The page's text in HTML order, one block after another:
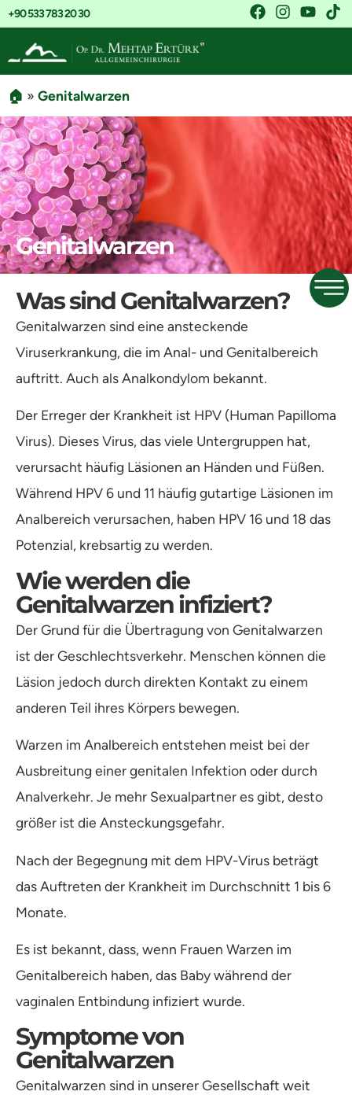
+90 533 783 20 30
🏠 » Genitalwarzen
Genitalwarzen
Was sind Genitalwarzen?
Genitalwarzen sind eine ansteckende
Viruserkrankung, die im Anal- und Genitalbereich
auftritt. Auch als Analkondylom bekannt.
Der Erreger der Krankheit ist HPV (Human Papilloma
Virus). Dieses Virus, das viele Untergruppen hat,
verursacht häufig Läsionen an Händen und Füßen.
Während HPV 6 und 11 häufig gutartige Läsionen im
Analbereich verursachen, haben HPV 16 und 18 das
Potenzial, krebsartig zu werden.
Wie werden die
Genitalwarzen infiziert?
Der Grund für die Übertragung von Genitalwarzen
ist der Geschlechtsverkehr. Menschen können die
Läsion jedoch durch direkten Kontakt zu einem
anderen Teil ihres Körpers bewegen.
Warzen im Analbereich entstehen meist bei der
Ausbreitung einer genitalen Infektion oder durch
Analverkehr. Je mehr Sexualpartner es gibt, desto
größer ist die Ansteckungsgefahr.
Nach der Begegnung mit dem HPV-Virus beträgt
das Auftreten der Krankheit im Durchschnitt 1 bis 6
Monate.
Es ist bekannt, dass, wenn Frauen Warzen im
Genitalbereich haben, das Baby während der
vaginalen Entbindung infiziert wurde.
Symptome von
Genitalwarzen
Genitalwarzen sind in unserer Gesellschaft weit